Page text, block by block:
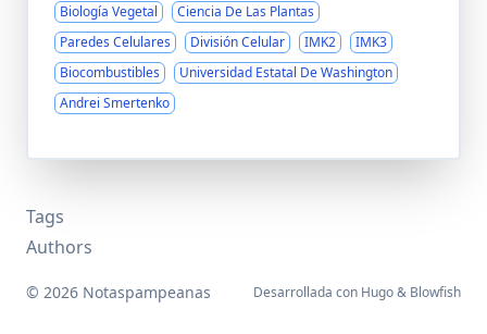
Biología Vegetal
Ciencia De Las Plantas
Paredes Celulares
División Celular IMK2
IMK3
Biocombustibles
Universidad Estatal De Washington
Andrei Smertenko
Tags
Authors
© 2026 Notaspampeanas Desarrollada con Hugo& Blowfish